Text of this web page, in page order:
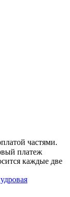
частями.
платеж
каждые две